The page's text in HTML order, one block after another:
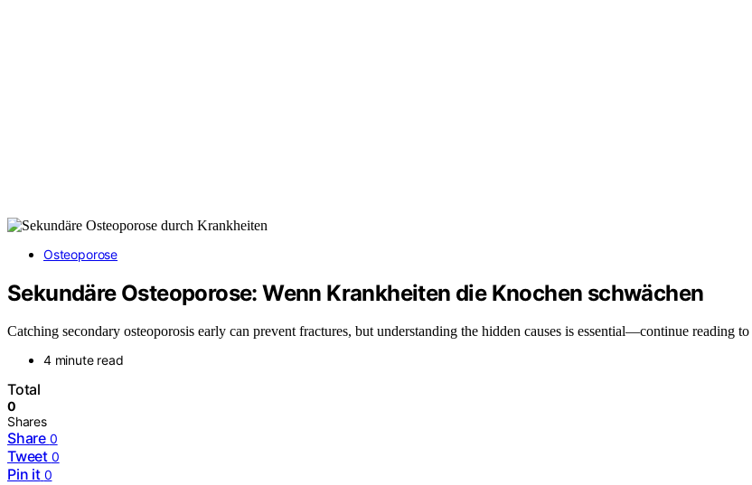
Osteoporose
Sekundäre Osteoporose: Wenn Krankheiten die Knochen schwächen
Catching secondary osteoporosis early can prevent fractures, but understanding the hidden causes is essential—continue reading
4 minute read
Total
0
Shares
Share 0
Tweet 0
Pin it 0